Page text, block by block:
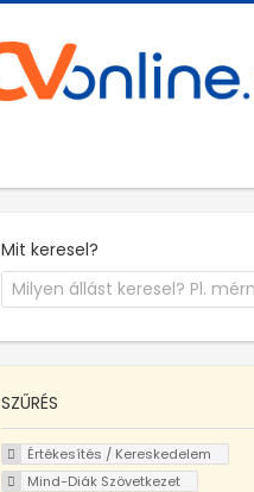
Mit keresel?
SZŰRÉS
Értékesítés / Kereskedelem
Mind-Diák Szövetkezet